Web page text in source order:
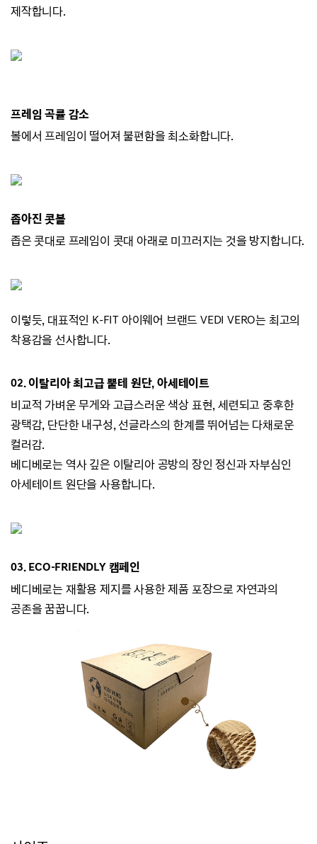
제작합니다.
프레임 곡률 감소
볼에서 프레임이 떨어져 불편함을 최소화합니다.
좁아진 콧볼
좁은 콧대로 프레임이 콧대 아래로 미끄러지는 것을 방지합니다.
이렇듯, 대표적인 K-FIT 아이웨어 브랜드VEDI VERO는 최고의
착용감을 선사합니다.
02. 이탈리아 최고급 뿔테 원단, 아세테이트
비교적 가벼운 무게와 고급스러운 색상 표현, 세련되고 중후한
광택감, 단단한 내구성, 선글라스의 한계를 뛰어넘는 다채로운
컬러감.
베디베로는 역사 깊은 이탈리아 공방의 장인 정신과 자부심인
아세테이트 원단을 사용합니다.
03. ECO-FRIENDLY 캠페인
베디베로는 재활용 제지를 사용한 제품 포장으로 자연과의
공존을 꿈꿉니다.